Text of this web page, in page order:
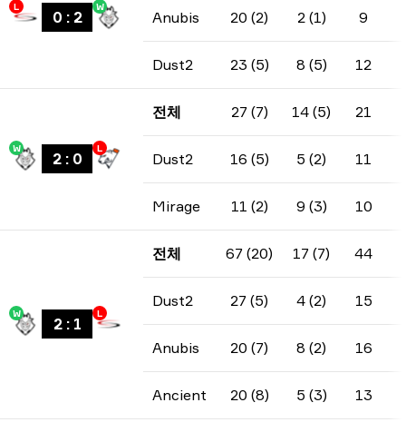
L
0 : 2
W
Anubis 20 (2) 2 (1) 9
Dust2 23 (5) 8 (5) 12
W
2: 0
L
전체 27 (7) 14 (5) 21
Dust2 16 (5) 5 (2) 11
Mirage 11 (2) 9 (3) 10
W
2: 1
L
전체 67 (20) 17 (7) 44
Dust2 27 (5) 4 (2) 15
Anubis 20 (7) 8 (2) 16
Ancient 20 (8) 5 (3) 13